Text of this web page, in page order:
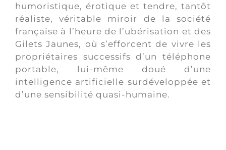
humoristique, érotique et tendre, tantôt
réaliste, véritable miroir de la société
française à l’heure de l’ubérisation et des
Gilets Jaunes, où s’efforcent de vivre les
propriétaires successifs d’un téléphone
portable, lui-même doué d’une
intelligence artificielle surdéveloppée et
d’une sensibilité quasi-humaine.